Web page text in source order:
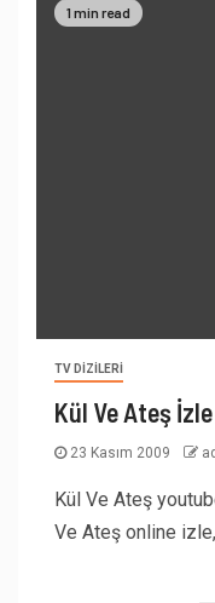
1 min read
TV DIZILERI
Kül Ve Ateş
23 Kasım 2009
Kül Ve Ateş
Ve Ateş online